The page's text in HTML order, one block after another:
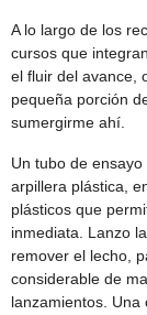
A lo largo de los
cursos que
el fluir del avance,
pequeña porción
sumergirme ahí.
Un tubo de
arpillera plástica,
plásticos que
inmediata. Lanzo
remover el lecho,
considerable de
lanzamientos.